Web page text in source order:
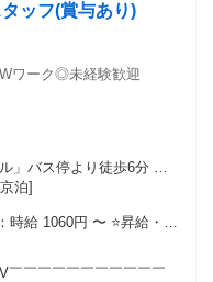
ッフ(賞与あり)
ワーク◎未経験歓迎
」バス停より徒歩6分 車
泊]
円 〜 ⭐昇給・賞
￣￣￣￣￣￣￣￣￣￣￣